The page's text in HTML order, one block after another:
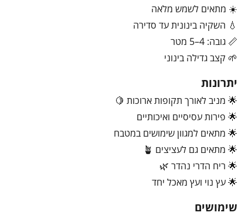
☀️ מתאים לשמש מלאה
💧 השקיה בינונית עד סדירה
📏 גובה: 4–5 מטר
🌱 קצב גדילה בינוני
יתרונות
🌟 מניב לאורך תקופות ארוכות 🍋
🌟 פירות עסיסיים ואיכותיים
🌟 מתאים למגוון שימושים במטבח
🌟 מתאים גם לעציצים 🪴
🌟 ריח הדרי נהדר 🌿
🌟 עץ נוי ועץ מאכל יחד
שימושים